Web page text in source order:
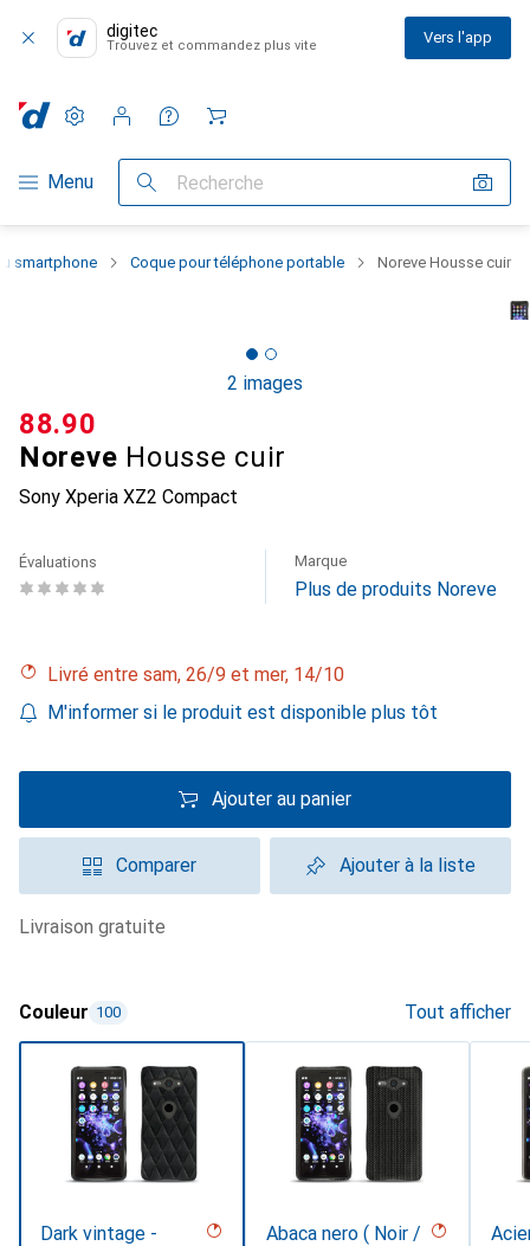
digitec
Trouvez et commandez plus vite Vers l'app
Navigation par catégorie
Menu Recherche
Paramètres
Compte client
Listes de comparaison
Listes d'envies
Panier
smartphone Coque pour téléphone portable Noreve Housse cuir
2 images
Noreve Housse cuir
Sony Xperia XZ2 Compact
CHF
88.90
Évaluations Marque
Plus de produits Noreve
Livré entre sam, 26/9 et mer, 14/10
M'informer si le produit est disponible plus tôt
Ajouter au panier
Comparer Ajouter à la liste
livraison gratuite
Couleur 100 Tout afficher
Dark vintage -
Abaca nero ( Noir /